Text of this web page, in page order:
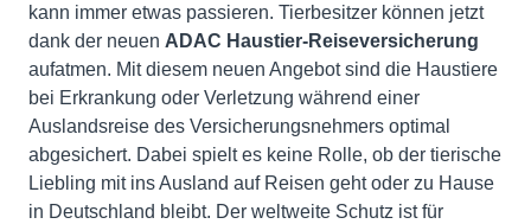
kann immer etwas passieren. Tierbesitzer können jetzt
dank der neuen ADAC Haustier-Reiseversicherung
aufatmen. Mit diesem neuen Angebot sind die Haustiere
bei Erkrankung oder Verletzung während einer
Auslandsreise des Versicherungsnehmers optimal
abgesichert. Dabei spielt es keine Rolle, ob der tierische
Liebling mit ins Ausland auf Reisen geht oder zu Hause
in Deutschland bleibt. Der weltweite Schutz ist für